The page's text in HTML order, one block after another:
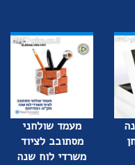
מעמד שולחני
מסתובב לציוד
משרדי לוח שנה